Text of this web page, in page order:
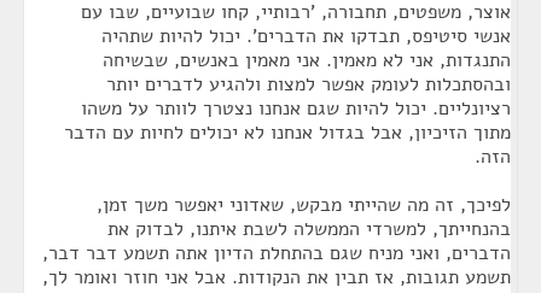
אוצר, משפטים, תחבורה, 'רבותיי, קחו שבועיים, שבו עם
אנשי סיטיפס, תבדקו את הדברים'. יכול להיות שתהיה
התנגדות, אני לא מאמין. אני מאמין באנשים, שבשיחה
ובהסתכלות לעומק אפשר למצות ולהגיע לדברים יותר
רציונליים. יכול להיות שגם אנחנו נצטרך לוותר על משהו
מתוך הזיכיון, אבל בגדול אנחנו לא יכולים לחיות עם הדבר
הזה.
לפיכך, זה מה שהייתי מבקש, שאדוני יאפשר משך זמן,
בהנחייתך, למשרדי הממשלה לשבת איתנו, לבדוק את
הדברים, ואני מניח שגם בהתחלת הדיון אתה תשמע דבר דבר,
תשמע תגובות, אז תבין את הנקודות. אבל אני חוזר ואומר לך,